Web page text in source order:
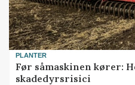
PLANTER
Før såmaskinen kører:
skadedyrsrisici